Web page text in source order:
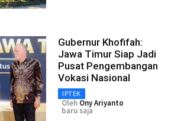
Gubernur Khofifah:
Jawa Timur Siap Jadi
Pusat Pengembangan
Vokasi Nasional
IPTEK
Oleh Ony Ariyanto
baru saja